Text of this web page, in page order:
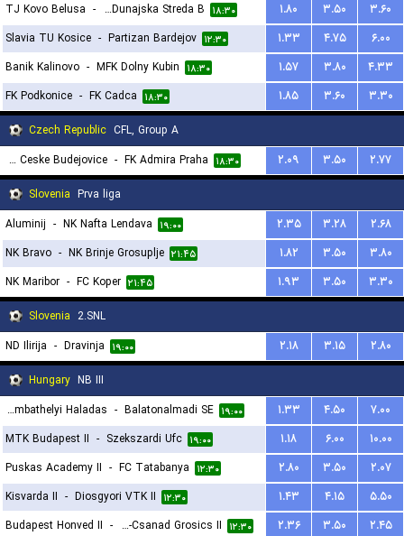
TJ Kovo Belusa - FK Dac 1904 Dunajska Streda B ۱۸:۳۰ ۱.۸۰ ۳.۵۰
۳.۶۰
Slavia TU Kosice - Partizan Bardejov ۱۲:۳۰ ۱.۳۳ ۴.۷۵
۶.۰۰
Banik Kalinovo - MFK Dolny Kubin ۱۸:۳۰ ۱.۵۷ ۳.۸۰
۴.۳۳
FK Podkonice - FK Cadca ۱۸:۳۰ ۱.۸۵ ۳.۶۰
۳.۳۰
Czech Republic CFL, Group A
Dynamo Ceske Budejovice
- FK Admira Praha ۱۸:۳۰ ۲.۰۹ ۳.۵۰
۲.۷۷
Slovenia Prva liga
Aluminij - NK Nafta Lendava ۱۹:۰۰ ۲.۳۵ ۳.۲۸
۲.۶۸
NK Bravo - NK Brinje Grosuplje ۲۱:۴۵ ۱.۸۲ ۳.۵۰
۳.۸۰
NK Maribor - FC Koper ۲۱:۴۵ ۱.۹۳ ۳.۵۰
۳.۳۰
Slovenia 2.SNL
ND Ilirija - Dravinja ۱۹:۰۰ ۲.۱۸ ۳.۱۵
۲.۸۰
Hungary NB III
Szombathelyi Haladas
- Balatonalmadi SE ۱۹:۰۰ ۱.۳۳ ۴.۵۰
۷.۰۰
MTK Budapest II - Szekszardi Ufc ۱۹:۰۰ ۱.۱۸ ۶.۰۰
۱۰.۰۰
Puskas Academy II - FC Tatabanya ۱۲:۳۰ ۲.۸۰ ۳.۵۰
۲.۰۷
Kisvarda II - Diosgyori VTK II ۱۲:۳۰ ۱.۴۳ ۴.۱۵
۵.۵۰
Budapest Honved II - Szeged-Csanad Grosics II ۱۲:۳۰ ۲.۳۶ ۳.۵۰
۲.۴۵